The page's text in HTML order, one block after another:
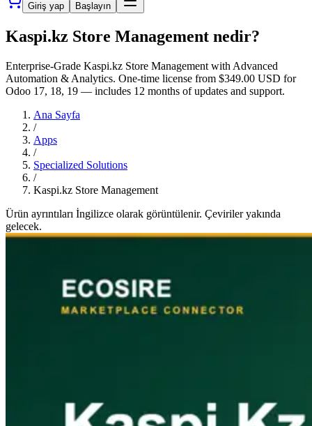
Giriş yap Başlayın
Kaspi.kz Store Management nedir?
Enterprise-Grade Kaspi.kz Store Management with Advanced
Automation & Analytics. One-time license from $349.00 USD for
Odoo 17, 18, 19 — includes 12 months of updates and support.
Ana Sayfa
/
Apps
/
Specialized Solutions
/
Kaspi.kz Store Management
Ürün ayrıntıları İngilizce olarak görüntülenir. Çeviriler yakında
gelecek.